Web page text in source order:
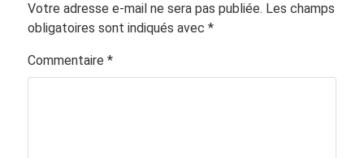
Votre adresse e-mail ne sera pas publiée. Les champs
obligatoires sont indiqués avec *
Commentaire *